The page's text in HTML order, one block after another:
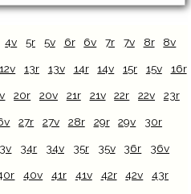
4v 5r 5v 6r 6v 7r 7v 8r 8v
12v 13r 13v 14r 14v 15r 15v 16r
20r 20v 21r 21v 22r 22v 23r
27r 27v 28r 29r 29v 30r
34r 34v 35r 35v 36r 36v
40v 41r 41v 42r 42v 43r